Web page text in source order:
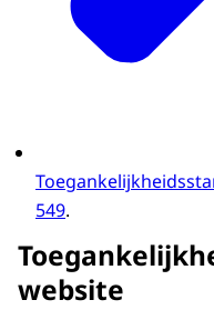
549.
website